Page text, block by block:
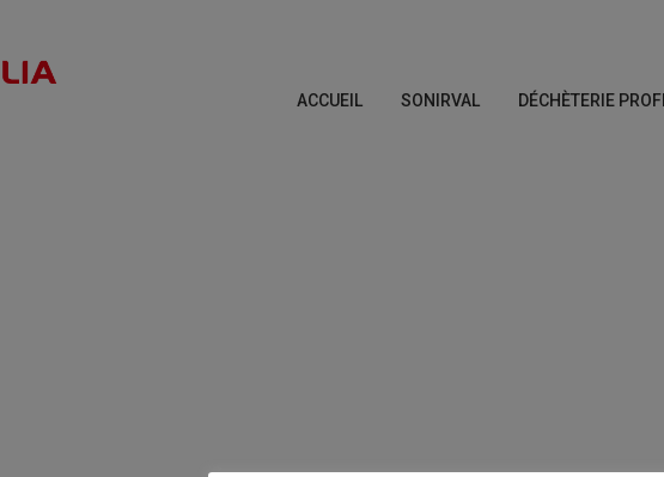
ACCUEIL SONIRVAL DÉCHÈTERIE